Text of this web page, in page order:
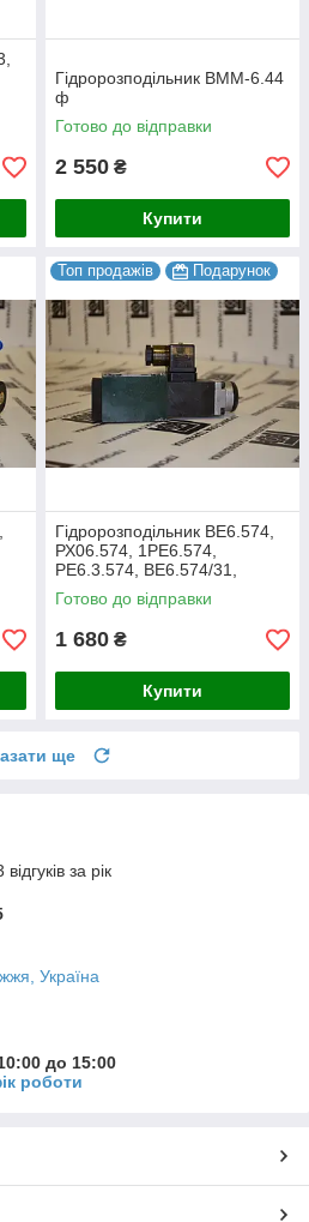
Гідророзподільник ВММ-6.44
ф
Готово до відправки
2 550 ₴
Купити
Топ продажів Подарунок
Гідророзподільник ВЕ6.574,
РХ06.574, 1РЕ6.574,
РЕ6.3.574, ВЕ6.574/31,
ВЕ6.574/41
Готово до відправки
1 680 ₴
Купити
ще
за рік
Україна
до 15:00
роботи